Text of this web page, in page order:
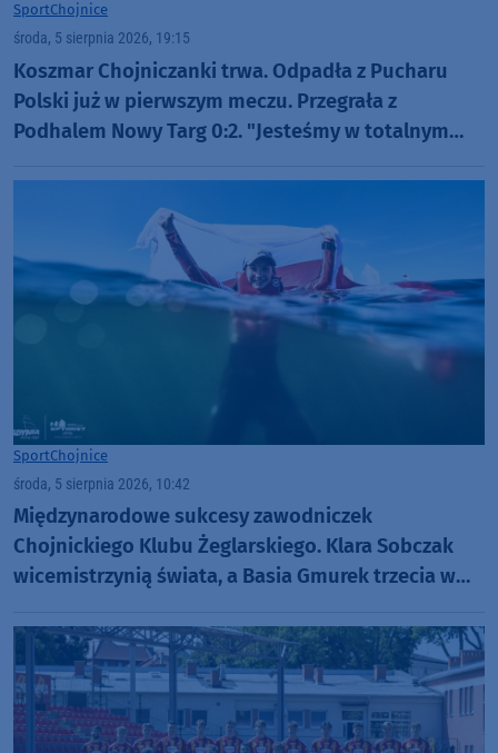
SportChojnice
środa, 5 sierpnia 2026, 19:15
Koszmar Chojniczanki trwa. Odpadła z Pucharu
Polski już w pierwszym meczu. Przegrała z
Podhalem Nowy Targ 0:2. "Jesteśmy w totalnym
SportChojnice
środa, 5 sierpnia 2026, 10:42
Międzynarodowe sukcesy zawodniczek
Chojnickiego Klubu Żeglarskiego. Klara Sobczak
wicemistrzynią świata, a Basia Gmurek trzecia w